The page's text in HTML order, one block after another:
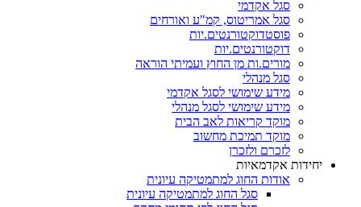
סגל אקדמי
סגל אמריטוס, קמ"ע ואורחים
פוסטדוקטורנטים.יות
דוקטורנטים.יות
מורים.ות מן החוץ ועמיתי הוראה
סגל מנהלי
מידע שימושי לסגל אקדמי
מידע שימושי לסגל מנהלי
מוקד קריאות לאב הבית
מוקד תמיכת מחשוב
לזכרם ולזכרן
יחידות אקדמאיות
אודות החוג למתמטיקה עיונית
סגל החוג למתמטיקה עיונית